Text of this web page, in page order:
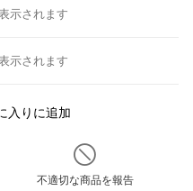
示されます
示されます
入りに追加
不適切な商品を報告